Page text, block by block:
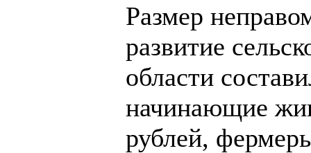
Размер
развитие
области
начинающие
рублей,